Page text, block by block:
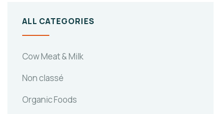
ALL CATEGORIES
Cow Meat & Milk
Non classé
Organic Foods